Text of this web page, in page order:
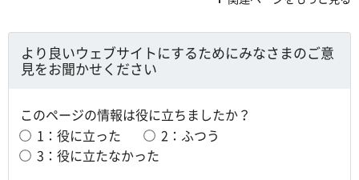
より良いウェブサイトにするためにみなさまのご意
見をお聞かせください
このページの情報は役に立ちましたか？
1：役に立った
2：ふつう
3：役に立たなかった